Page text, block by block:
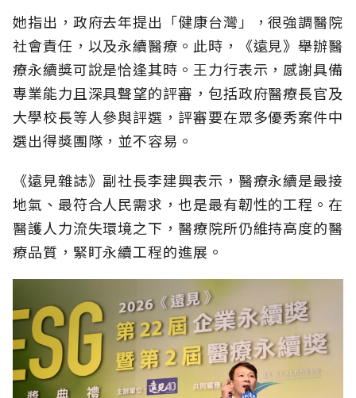
她指出，政府去年提出「健康台灣」，很強調醫院
社會責任，以及永續醫療。此時，《遠見》舉辦醫
療永續獎可說是恰逢其時。王力行表示，感謝具備
專業能力且深具聲望的評審，包括政府醫療長官及
大學校長等人參與評選，評審要在眾多優秀案件中
選出得獎團隊，並不容易。
《遠見雜誌》副社長李建興表示，醫療永續是最接
地氣、最符合人民需求，也是最有韌性的工程。在
醫護人力流失環境之下，醫療院所仍維持高度的醫
療品質，緊盯永續工程的進展。